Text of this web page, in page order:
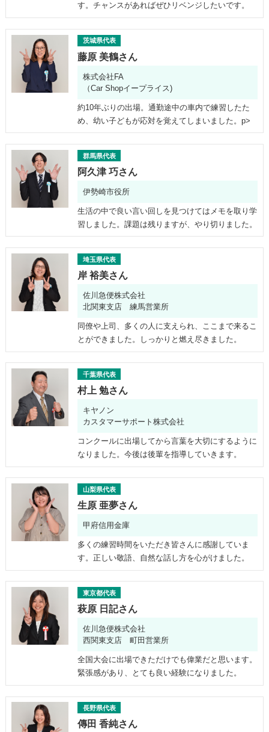
す。チャンスがあればぜひリベンジしたいです。
茨城県代表
藤原 美鶴さん
株式会社FA
（Car Shopイープライス)
約10年ぶりの出場。通勤途中の車内で練習したた
め、幼い子どもが応対を覚えてしまいました。p>
群馬県代表
阿久津 巧さん
伊勢崎市役所
生活の中で良い言い回しを見つけてはメモを取り学
習しました。課題は残りますが、やり切りました。
埼玉県代表
岸 裕美さん
佐川急便株式会社
北関東支店 練馬営業所
同僚や上司、多くの人に支えられ、ここまで来るこ
とができました。しっかりと燃え尽きました。
千葉県代表
村上 勉さん
キヤノン
カスタマーサポート株式会社
コンクールに出場してから言葉を大切にするように
なりました。今後は後輩を指導していきます。
山梨県代表
生原 亜夢さん
甲府信用金庫
多くの練習時間をいただき皆さんに感謝していま
す。正しい敬語、自然な話し方を心がけました。
東京都代表
萩原 日記さん
佐川急便株式会社
西関東支店 町田営業所
全国大会に出場できただけでも偉業だと思います。
緊張感があり、とても良い経験になりました。
長野県代表
傳田 香純さん